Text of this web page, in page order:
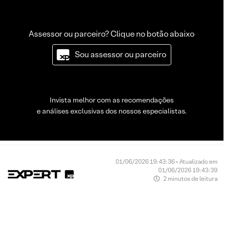
Assessor ou parceiro? Clique no botão abaixo
Sou assessor ou parceiro
Invista melhor com as recomendações
e análises exclusivas dos nossos especialistas.
01/06/2026 19:43:36 • Atualizado em
01/06/2026 19:43:39
2 minutos de leitura